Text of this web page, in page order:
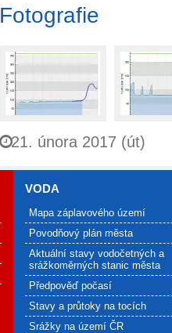
Fotografie
21. února 2017 (út)
VODA
Mapa záplavového území
Povodňový plán města
Aktuální stavy vodočetných a
srážkoměrných stanic města
Předpověď počasí
Stavy a průtoky na tocích
Srážky na území ČR